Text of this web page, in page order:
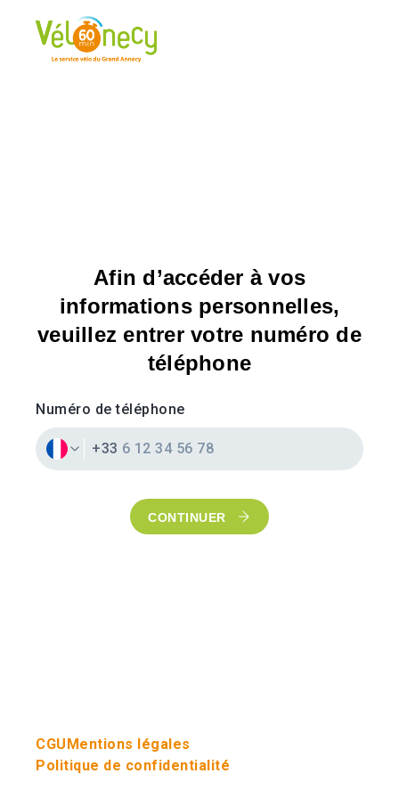
Afin d’accéder à vos
informations personnelles,
veuillez entrer votre numéro de
téléphone
Numéro de téléphone
+33
CONTINUER
CGUMentions légales
Politique de confidentialité